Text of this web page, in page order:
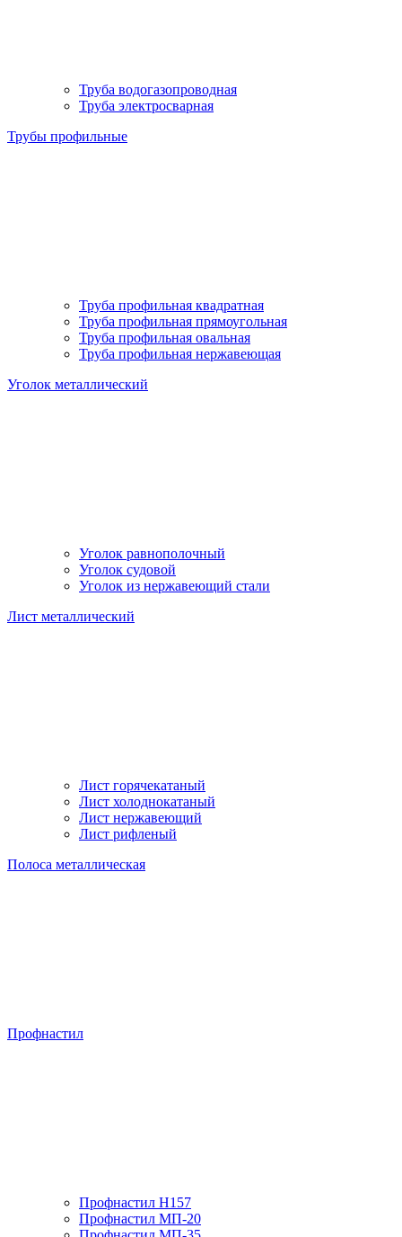
Труба водогазопроводная
Труба электросварная
Трубы профильные
Труба профильная квадратная
Труба профильная прямоугольная
Труба профильная овальная
Труба профильная нержавеющая
Уголок металлический
Уголок равнополочный
Уголок судовой
Уголок из нержавеющий стали
Лист металлический
Лист горячекатаный
Лист холоднокатаный
Лист нержавеющий
Лист рифленый
Полоса металлическая
Профнастил
Профнастил H157
Профнастил МП-20